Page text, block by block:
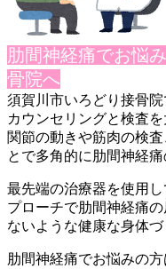
肋間神経痛でお悩
骨院へ
須賀川市いろどり接骨
カウンセリングと検査を
関節の動きや筋肉の検
とで多角的に肋間神経痛
最先端の治療器を使用
プローチで肋間神経痛
ないような健康な身体
肋間神経痛でお悩みの